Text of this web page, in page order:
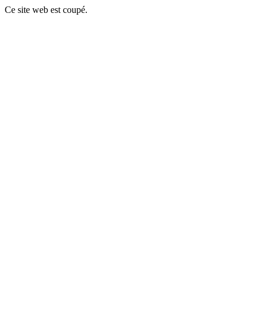
Ce site web est coupé.